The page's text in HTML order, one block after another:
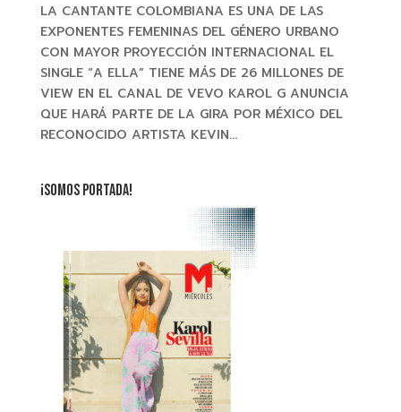
LA CANTANTE COLOMBIANA ES UNA DE LAS
EXPONENTES FEMENINAS DEL GÉNERO URBANO
CON MAYOR PROYECCIÓN INTERNACIONAL EL
SINGLE “A ELLA” TIENE MÁS DE 26 MILLONES DE
VIEW EN EL CANAL DE VEVO KAROL G ANUNCIA
QUE HARÁ PARTE DE LA GIRA POR MÉXICO DEL
RECONOCIDO ARTISTA KEVIN...
¡SOMOS PORTADA!